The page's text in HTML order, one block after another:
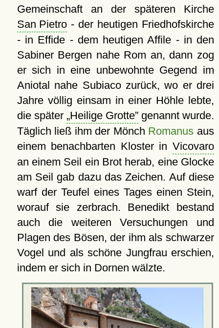
Gemeinschaft an der späteren Kirche
San Pietro- der heutigen Friedhofskirche
- in Effide - dem heutigen Affile - in den
Sabiner Bergen nahe Rom an, dann zog
er sich in eine unbewohnte Gegend im
Aniotal nahe Subiaco zurück, wo er drei
Jahre völlig einsam in einer Höhle lebte,
die später Heilige Grotte genannt wurde.
Täglich ließ ihm der Mönch Romanus aus
einem benachbarten Kloster in Vicovaro
an einem Seil ein Brot herab, eine Glocke
am Seil gab dazu das Zeichen. Auf diese
warf der Teufel eines Tages einen Stein,
worauf sie zerbrach. Benedikt bestand
auch die weiteren Versuchungen und
Plagen des Bösen, der ihm als schwarzer
Vogel und als schöne Jungfrau erschien,
indem er sich in Dornen wälzte.